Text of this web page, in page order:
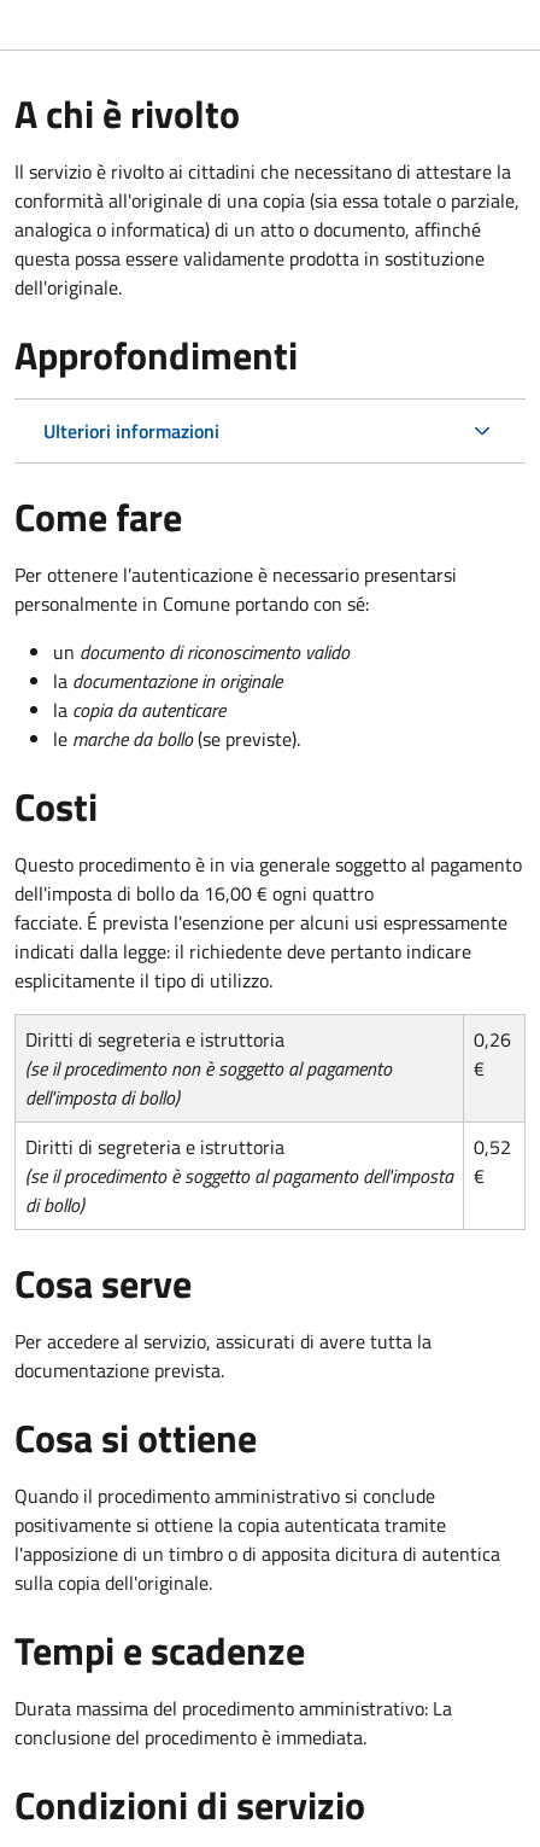
A chi è rivolto
Il servizio è rivolto ai cittadini che necessitano di attestare la
conformità all'originale di una copia (sia essa totale o parziale,
analogica o informatica) di un atto o documento, affinché
questa possa essere validamente prodotta in sostituzione
dell'originale.
Approfondimenti
Ulteriori informazioni
Come fare
Per ottenere l'autenticazione è necessario presentarsi
personalmente in Comune portando con sé:
un documento di riconoscimento valido
la documentazione in originale
la copia da autenticare
le marche da bollo(se previste).
Costi
Questo procedimento è in via generale soggetto al pagamento
dell'imposta di bollo da 16,00 € ogni quattro
facciate. É prevista l'esenzione per alcuni usi espressamente
indicati dalla legge: il richiedente deve pertanto indicare
esplicitamente il tipo di utilizzo.
Diritti di segreteria e istruttoria
(se il procedimento non è soggetto al pagamento
dell'imposta di bollo)
0,26
€
Diritti di segreteria e istruttoria
(se il procedimento è soggetto al pagamento dell'imposta
di bollo)
0,52
€
Cosa serve
Per accedere al servizio, assicurati di avere tutta la
documentazione prevista.
Cosa si ottiene
Quando il procedimento amministrativo si conclude
positivamente si ottiene la copia autenticata tramite
l'apposizione di un timbro o di apposita dicitura di autentica
sulla copia dell'originale.
Tempi e scadenze
Durata massima del procedimento amministrativo: La
conclusione del procedimento è immediata.
Condizioni di servizio